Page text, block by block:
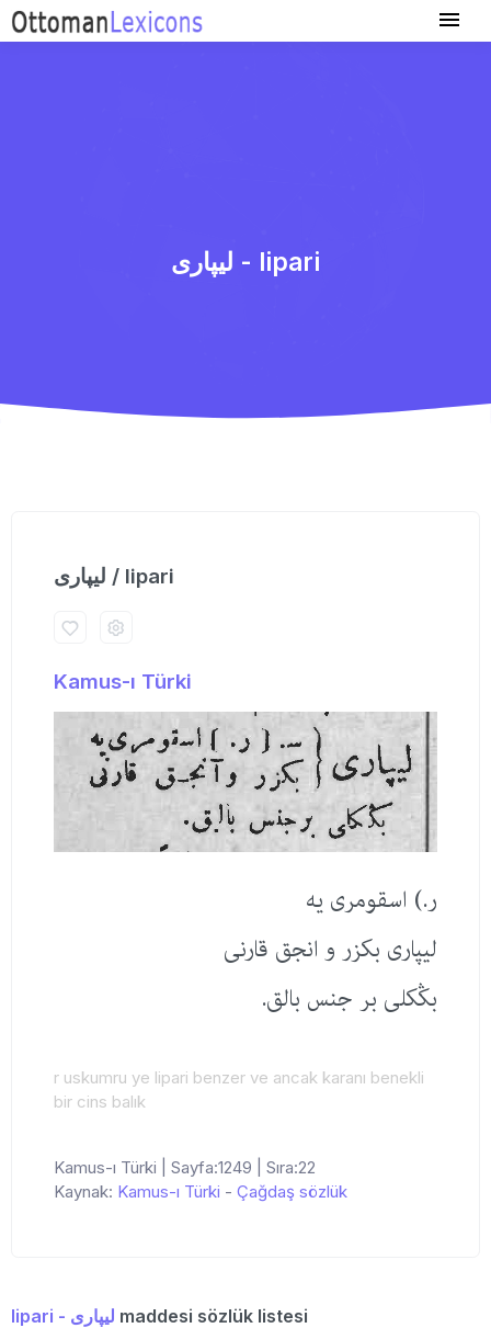
لیپاری - lipari
لیپاری / lipari
Kamus-ı Türki
ر.) اسقومری یه
لیپاری بكزر و انجق قارنی
بڭكلی بر جنس بالق.
r uskumru ye lipari benzer ve ancak karanı benekli
bir cins balık
Kamus-ı Türki | Sayfa:1249 | Sıra:22
Kaynak: Kamus-ı Türki - Çağdaş sözlük
lipari - لیپاری maddesi sözlük listesi